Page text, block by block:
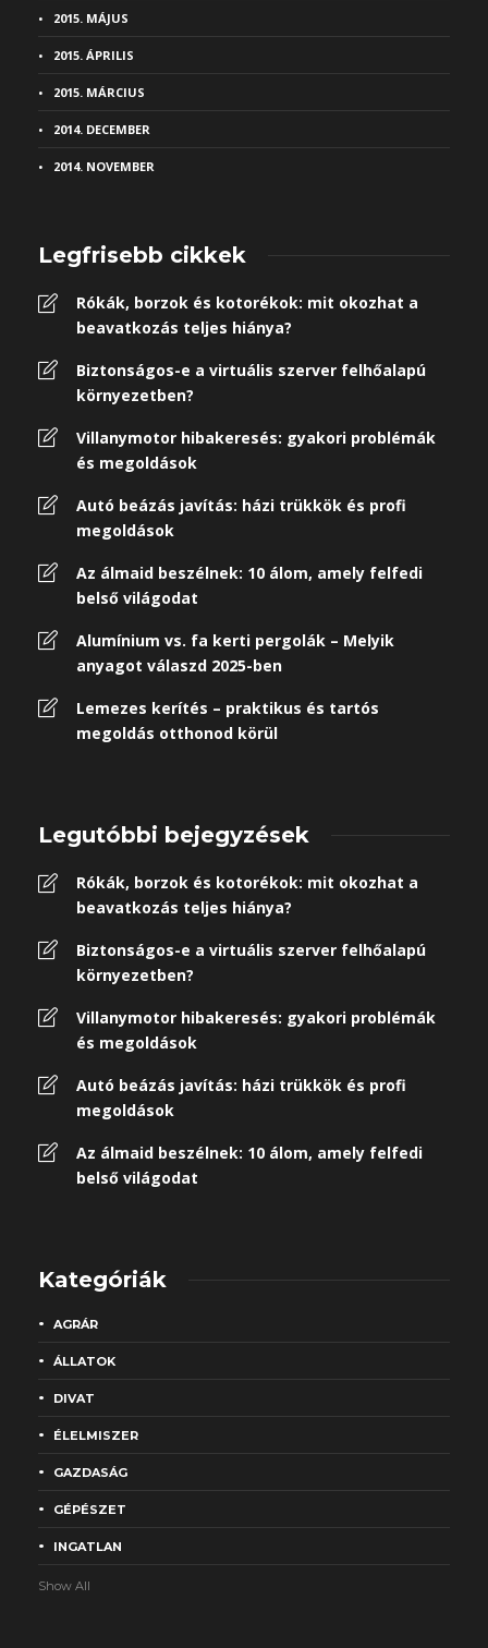
2015. MÁJUS
2015. ÁPRILIS
2015. MÁRCIUS
2014. DECEMBER
2014. NOVEMBER
Legfrisebb cikkek
Rókák, borzok és kotorékok: mit okozhat a
beavatkozás teljes hiánya?
Biztonságos-e a virtuális szerver felhőalapú
környezetben?
Villanymotor hibakeresés: gyakori problémák
és megoldások
Autó beázás javítás: házi trükkök és profi
megoldások
Az álmaid beszélnek: 10 álom, amely felfedi
belső világodat
Alumínium vs. fa kerti pergolák – Melyik
anyagot válaszd 2025-ben
Lemezes kerítés – praktikus és tartós
megoldás otthonod körül
Legutóbbi bejegyzések
Rókák, borzok és kotorékok: mit okozhat a
beavatkozás teljes hiánya?
Biztonságos-e a virtuális szerver felhőalapú
környezetben?
Villanymotor hibakeresés: gyakori problémák
és megoldások
Autó beázás javítás: házi trükkök és profi
megoldások
Az álmaid beszélnek: 10 álom, amely felfedi
belső világodat
Kategóriák
AGRÁR
ÁLLATOK
DIVAT
ÉLELMISZER
GAZDASÁG
GÉPÉSZET
INGATLAN
Show All